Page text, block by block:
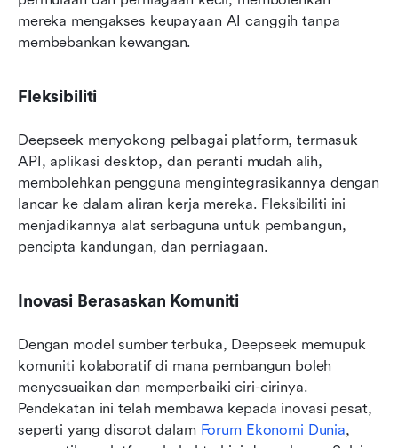
mereka mengakses keupayaan AI canggih tanpa
membebankan kewangan.
Fleksibiliti
Deepseek menyokong pelbagai platform, termasuk
API, aplikasi desktop, dan peranti mudah alih,
membolehkan pengguna mengintegrasikannya dengan
lancar ke dalam aliran kerja mereka. Fleksibiliti ini
menjadikannya alat serbaguna untuk pembangun,
pencipta kandungan, dan perniagaan.
Inovasi Berasaskan Komuniti
Dengan model sumber terbuka, Deepseek memupuk
komuniti kolaboratif di mana pembangun boleh
menyesuaikan dan memperbaiki ciri-cirinya.
Pendekatan ini telah membawa kepada inovasi pesat,
seperti yang disorot dalam Forum Ekonomi Dunia,